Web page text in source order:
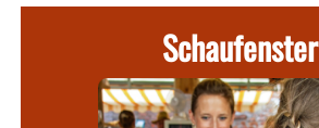
Schaufenster